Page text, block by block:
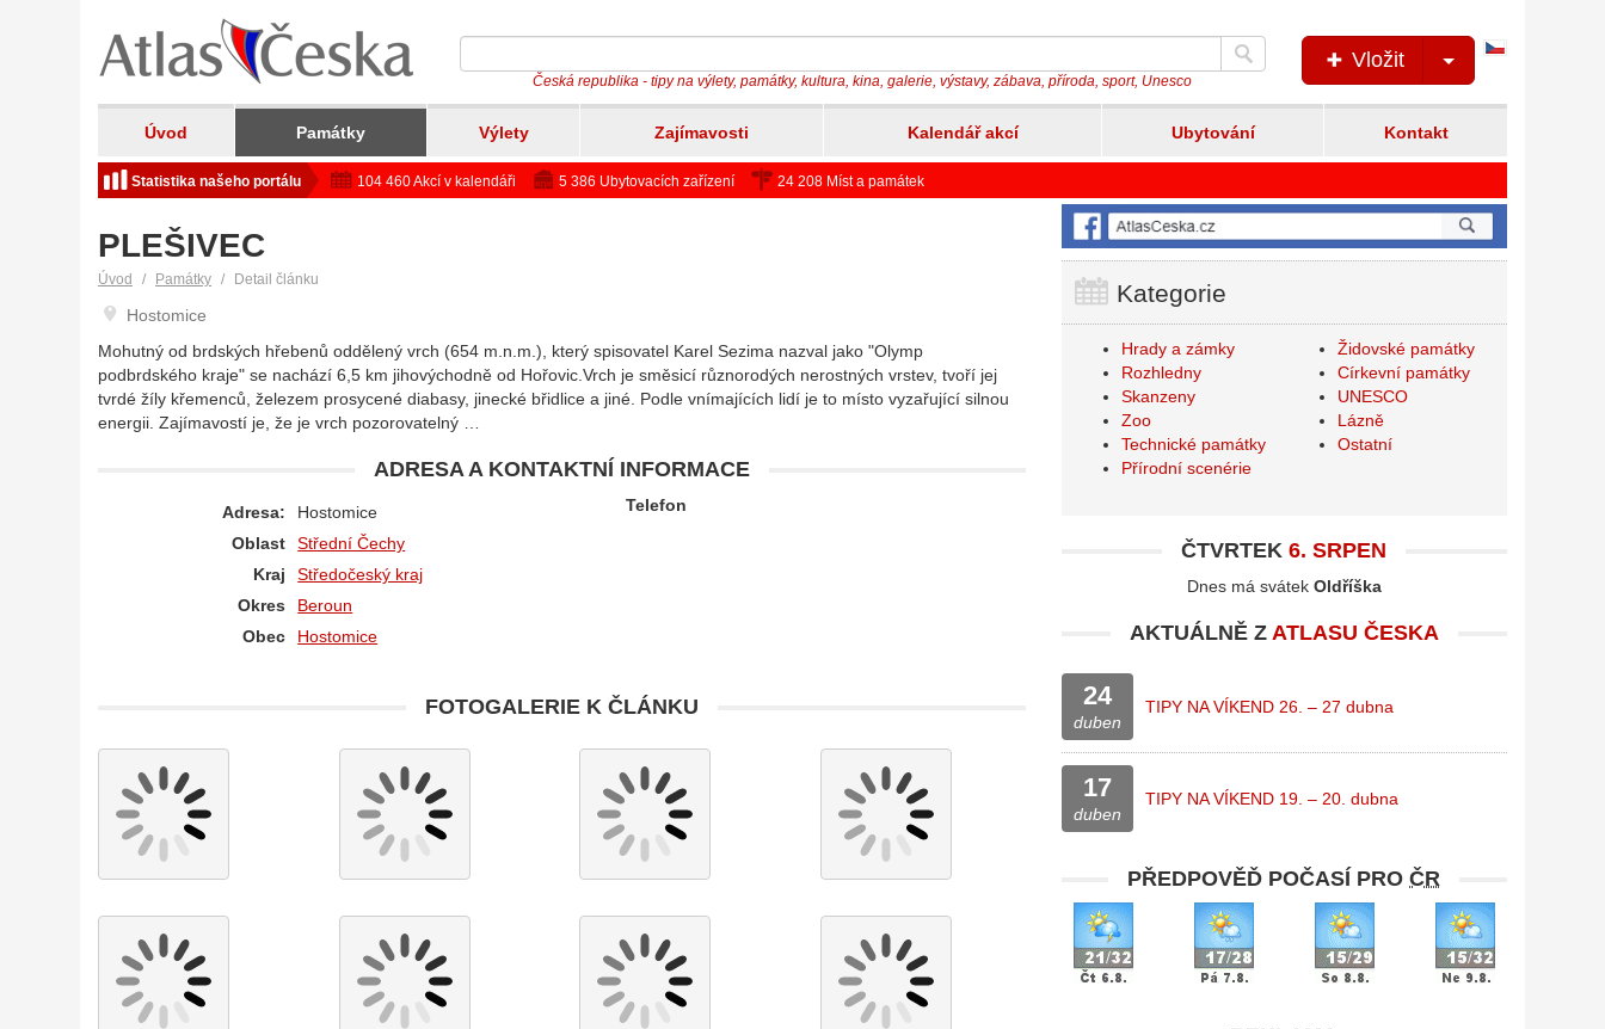
Česká republika - tipy na výlety, památky, kultura, kina, galerie, výstavy, zábava, příroda, sport, Unesco
Vložit
Úvod Památky Výlety Zajímavosti Kalendář akcí Ubytování Kontakt
Statistika našeho portálu 104 460 Akcí v kalendáři 5 386 Ubytovacích zařízení 24 208 Míst a památek
PLEŠIVEC
Úvod Památky Detail článku
Hostomice
Mohutný od brdských hřebenů oddělený vrch (654 m.n.m.), který spisovatel Karel Sezima nazval jako "Olymp
podbrdského kraje" se nachází 6,5 km jihovýchodně od Hořovic.Vrch je směsicí různorodých nerostných vrstev, tvoří jej
tvrdé žíly křemenců, železem prosycené diabasy, jinecké břidlice a jiné. Podle vnímajících lidí je to místo vyzařující silnou
energii. Zajímavostí je, že je vrch pozorovatelný …
ADRESA A KONTAKTNÍ INFORMACE
Adresa:
Hostomice
Oblast
Střední Čechy
Kraj
Středočeský kraj
Okres
Beroun
Obec
Hostomice
Telefon
FOTOGALERIE K ČLÁNKU
Kategorie
Hrady a zámky
Rozhledny
Skanzeny
Zoo
Technické památky
Přírodní scenérie
Židovské památky
Církevní památky
UNESCO
Lázně
Ostatní
ČTVRTEK6. SRPEN
Dnes má svátek Oldříška
AKTUÁLNĚ Z ATLASU ČESKA
24
duben
TIPY NA VÍKEND 26. – 27 dubna
17
duben
TIPY NA VÍKEND 19. – 20. dubna
PŘEDPOVĚĎ POČASÍ PROČR